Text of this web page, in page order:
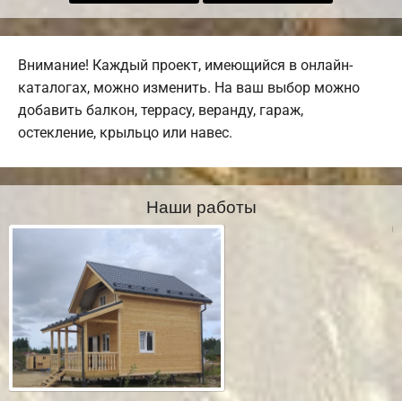
Внимание! Каждый проект, имеющийся в онлайн-
каталогах, можно изменить. На ваш выбор можно
добавить балкон, террасу, веранду, гараж,
остекление, крыльцо или навес.
Наши работы